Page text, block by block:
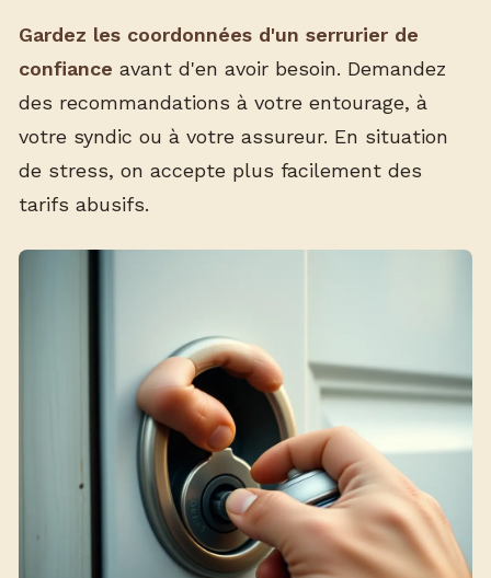
Gardez les coordonnées d'un serrurier de
confiance avant d'en avoir besoin. Demandez
des recommandations à votre entourage, à
votre syndic ou à votre assureur. En situation
de stress, on accepte plus facilement des
tarifs abusifs.